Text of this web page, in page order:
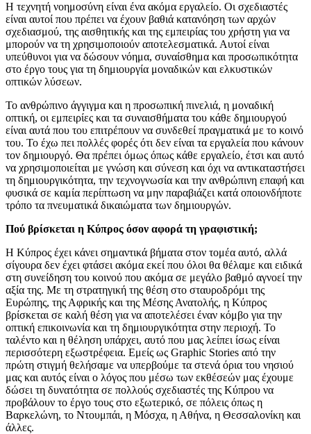
Η τεχνητή νοημοσύνη είναι ένα ακόμα εργαλείο. Οι σχεδιαστές
είναι αυτοί που πρέπει να έχουν βαθιά κατανόηση των αρχών
σχεδιασμού, της αισθητικής και της εμπειρίας του χρήστη για να
μπορούν να τη χρησιμοποιούν αποτελεσματικά. Αυτοί είναι
υπεύθυνοι για να δώσουν νόημα, συναίσθημα και προσωπικότητα
στο έργο τους για τη δημιουργία μοναδικών και ελκυστικών
οπτικών λύσεων.
Το ανθρώπινο άγγιγμα και η προσωπική πινελιά, η μοναδική
οπτική, οι εμπειρίες και τα συναισθήματα του κάθε δημιουργού
είναι αυτά που του επιτρέπουν να συνδεθεί πραγματικά με το κοινό
του. Το έχω πει πολλές φορές ότι δεν είναι τα εργαλεία που κάνουν
τον δημιουργό. Θα πρέπει όμως όπως κάθε εργαλείο, έτσι και αυτό
να χρησιμοποιείται με γνώση και σύνεση και όχι να αντικαταστήσει
τη δημιουργικότητα, την τεχνογνωσία και την ανθρώπινη επαφή και
φυσικά σε καμία περίπτωση να μην παραβιάζει κατά οποιονδήποτε
τρόπο τα πνευματικά δικαιώματα των δημιουργών.
Πού βρίσκεται η Κύπρος όσον αφορά τη γραφιστική;
Η Κύπρος έχει κάνει σημαντικά βήματα στον τομέα αυτό, αλλά
σίγουρα δεν έχει φτάσει ακόμα εκεί που όλοι θα θέλαμε και ειδικά
στη συνείδηση του κοινού που ακόμα σε μεγάλο βαθμό αγνοεί την
αξία της. Με τη στρατηγική της θέση στο σταυροδρόμι της
Ευρώπης, της Αφρικής και της Μέσης Ανατολής, η Κύπρος
βρίσκεται σε καλή θέση για να αποτελέσει έναν κόμβο για την
οπτική επικοινωνία και τη δημιουργικότητα στην περιοχή. Το
ταλέντο και η θέληση υπάρχει, αυτό που μας λείπει ίσως είναι
περισσότερη εξωστρέφεια. Εμείς ως Graphic Stories από την
πρώτη στιγμή θελήσαμε να υπερβούμε τα στενά όρια του νησιού
μας και αυτός είναι ο λόγος που μέσω των εκθέσεών μας έχουμε
δώσει τη δυνατότητα σε πολλούς σχεδιαστές της Κύπρου να
προβάλουν το έργο τους στο εξωτερικό, σε πόλεις όπως η
Βαρκελώνη, το Ντουμπάι, η Μόσχα, η Αθήνα, η Θεσσαλονίκη και
άλλες.